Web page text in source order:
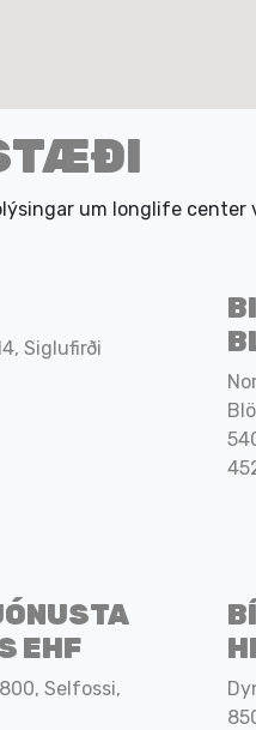
um longlife
Siglufirði
EHF
Selfossi,